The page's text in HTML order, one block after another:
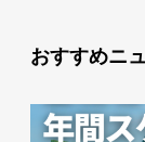
おすすめニ